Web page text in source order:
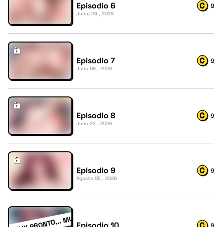
Episodio 6
Junio 24 , 2026
9
Episodio 7
Julio 08 , 2026
9
Episodio 8
Julio 22 , 2026
9
Episodio 9
Agosto 05 , 2026
9